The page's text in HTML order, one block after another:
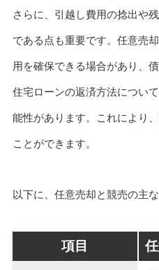
さらに、引越し費用の捻出や
である点も重要です。任意売
用を確保できる場合があり、
住宅ローンの返済方法につい
能性があります。これにより
ことができます。
以下に、任意売却と競売の主
項目